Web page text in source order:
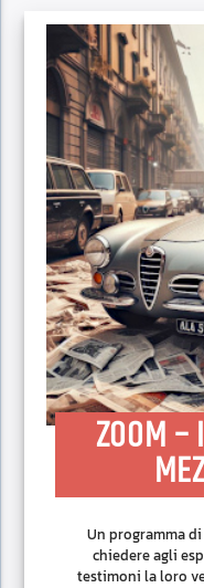
ZOOM –
Un programma
chiedere agli
testimoni la loro